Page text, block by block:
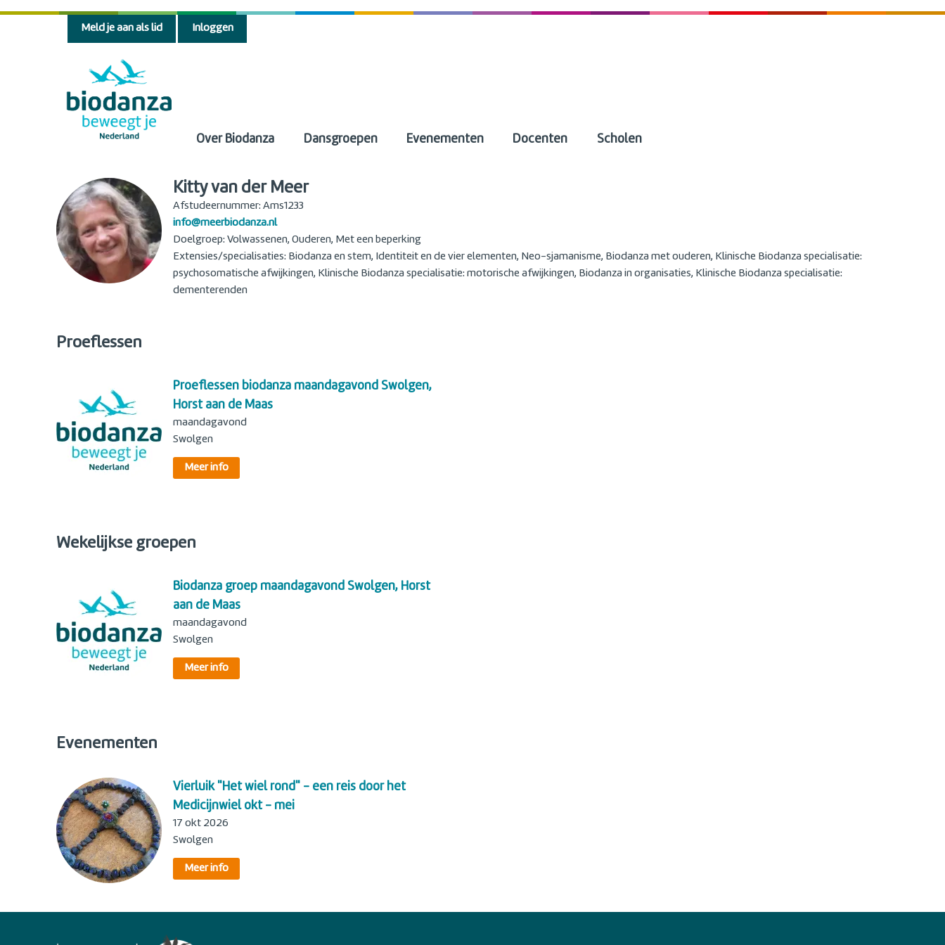
Meld je aan als lid Inloggen
Over Biodanza Dansgroepen Evenementen Docenten Scholen
Kitty van der Meer
Afstudeernummer: Ams1233
info@meerbiodanza.nl
Doelgroep: Volwassenen, Ouderen, Met een beperking
Extensies/specialisaties: Biodanza en stem, Identiteit en de vier elementen, Neo-sjamanisme, Biodanza met ouderen, Klinische Biodanza specialisatie:
psychosomatische afwijkingen, Klinische Biodanza specialisatie: motorische afwijkingen, Biodanza in organisaties, Klinische Biodanza specialisatie:
dementerenden
Proeflessen
Proeflessen biodanza maandagavond Swolgen,
Horst aan de Maas
maandagavond
Swolgen
Meer info
Wekelijkse groepen
Biodanza groep maandagavond Swolgen, Horst
aan de Maas
maandagavond
Swolgen
Meer info
Evenementen
Vierluik "Het wiel rond" - een reis door het
Medicijnwiel okt - mei
17 okt 2026
Swolgen
Meer info